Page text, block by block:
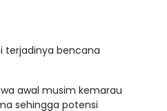
terjadinya bencana
awal musim kemarau
sehingga potensi